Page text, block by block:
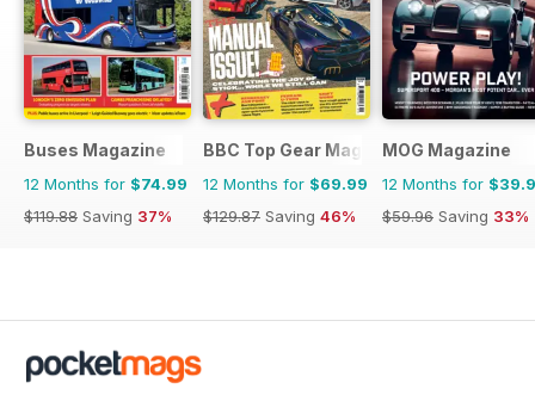
Buses Magazine
12 Months for $74.99
$119.88 Saving 37%
BBC Top Gear Magazine
12 Months for $69.99
$129.87 Saving 46%
MOG Magazine
12 Months for
$59.96 Saving 33%